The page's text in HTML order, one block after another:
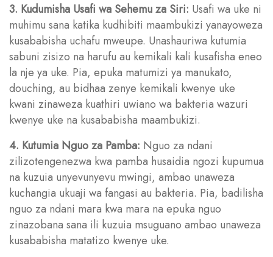
3. Kudumisha Usafi wa Sehemu za Siri: Usafi wa uke ni
muhimu sana katika kudhibiti maambukizi yanayoweza
kusababisha uchafu mweupe. Unashauriwa kutumia
sabuni zisizo na harufu au kemikali kali kusafisha eneo
la nje ya uke. Pia, epuka matumizi ya manukato,
douching, au bidhaa zenye kemikali kwenye uke
kwani zinaweza kuathiri uwiano wa bakteria wazuri
kwenye uke na kusababisha maambukizi.
4. Kutumia Nguo za Pamba: Nguo za ndani
zilizotengenezwa kwa pamba husaidia ngozi kupumua
na kuzuia unyevunyevu mwingi, ambao unaweza
kuchangia ukuaji wa fangasi au bakteria. Pia, badilisha
nguo za ndani mara kwa mara na epuka nguo
zinazobana sana ili kuzuia msuguano ambao unaweza
kusababisha matatizo kwenye uke.